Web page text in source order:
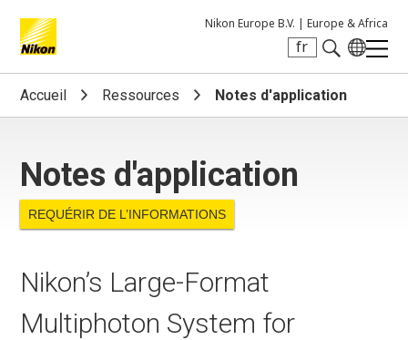
Nikon Europe B.V. | Europe & Africa
fr
Search keyword(s)
Accueil Ressources Notes d'application
Notes d'application
REQUÉRIR DE L’INFORMATIONS
Nikon’s Large-Format
Multiphoton System for